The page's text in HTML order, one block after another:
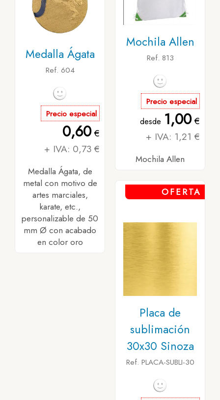
Medalla Ágata
Ref. 604
Precio especial
0,60€
+ IVA: 0,73 €
Medalla Ágata, de
metal con motivo de
artes marciales,
karate, etc.,
personalizable de 50
mm Ø con acabado
en color oro
Mochila Allen
Ref. 813
Precio especial
desde 1,00€
+ IVA: 1,21 €
Mochila Allen
OFERTA
Placa de
sublimación
30x30 Sinoza
Ref. PLACA-SUBLI-30